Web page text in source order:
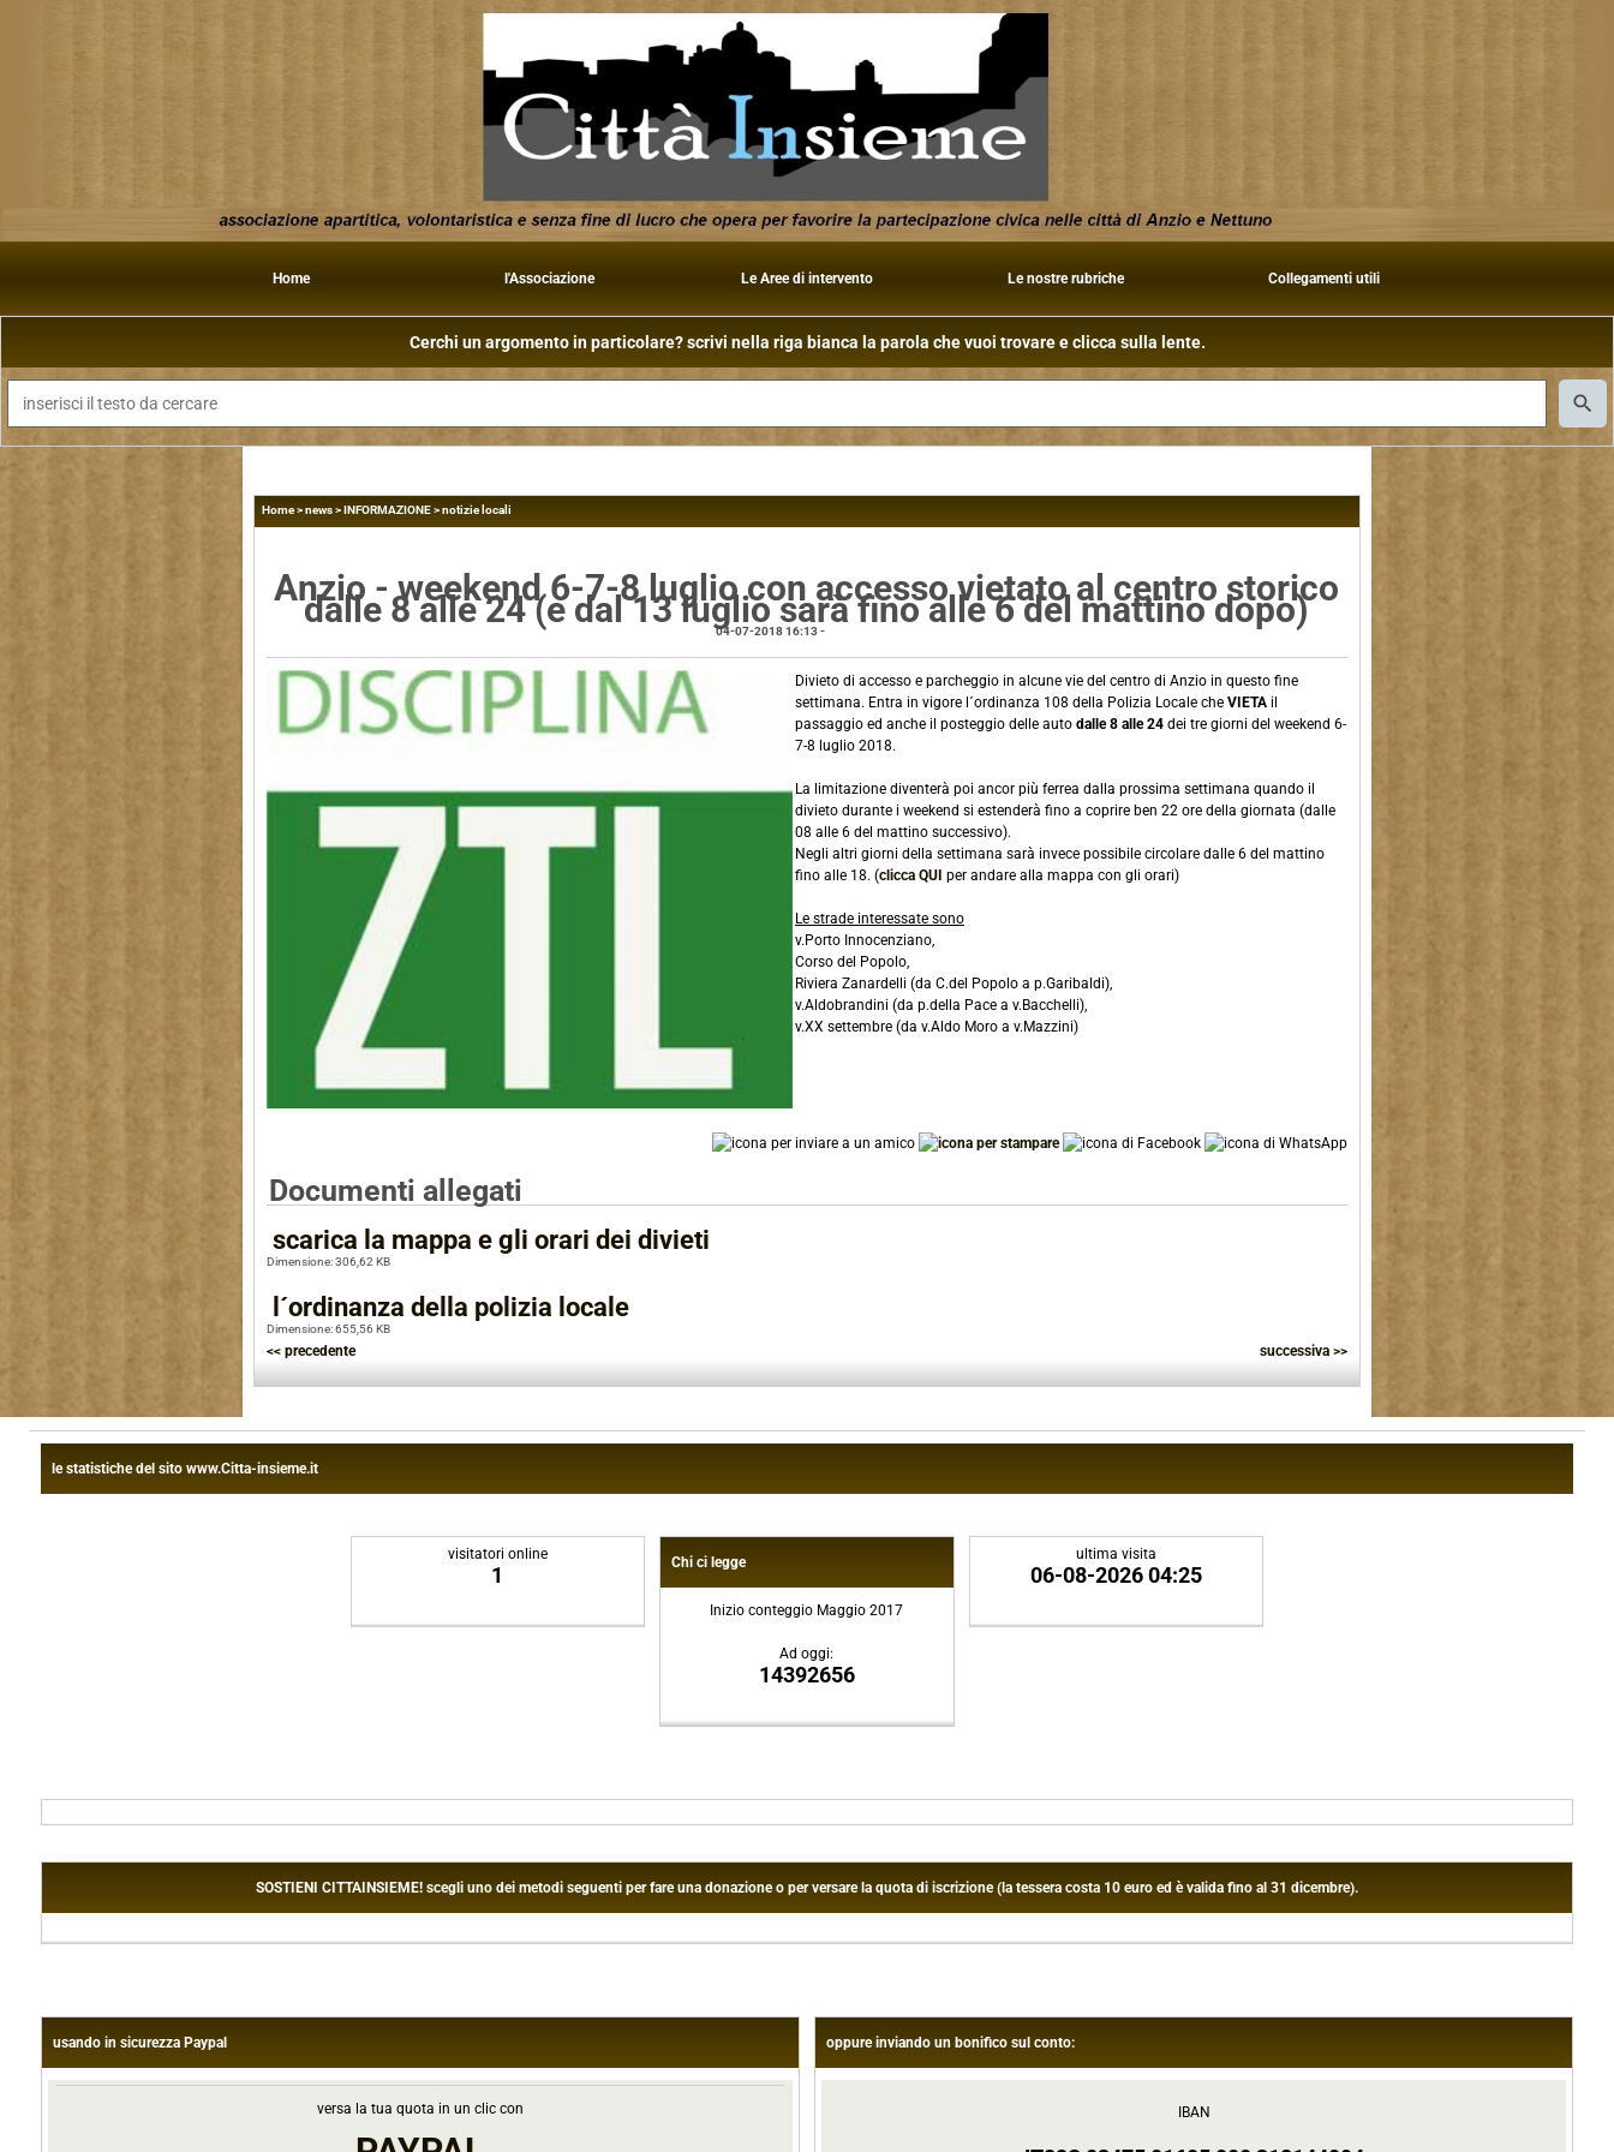
Home l'Associazione Le Aree di intervento Le nostre rubriche Collegamenti utili
Cerchi un argomento in particolare? scrivi nella riga bianca la parola che vuoi trovare e clicca sulla lente.
Home>news>INFORMAZIONE>notizie locali
Anzio - weekend 6-7-8 luglio con accesso vietato al centro storico
dalle 8 alle 24 (e dal 13 luglio sarà fino alle 6 del mattino dopo)
04-07-2018 16:13-
Divieto di accesso e parcheggio in alcune vie del centro di Anzio in questo fine
settimana. Entra in vigore l´ordinanza 108 della Polizia Locale che VIETA il
passaggio ed anche il posteggio delle auto dalle 8 alle 24dei tre giorni del weekend 6-
7-8 luglio 2018.
La limitazione diventerà poi ancor più ferrea dalla prossima settimana quando il
divieto durante i weekend si estenderà fino a coprire ben 22 ore della giornata (dalle
08 alle 6 del mattino successivo).
Negli altri giorni della settimana sarà invece possibile circolare dalle 6 del mattino
fino alle 18. (clicca QUI per andare alla mappa con gli orari)
Le strade interessate sono
v.Porto Innocenziano,
Corso del Popolo,
Riviera Zanardelli (da C.del Popolo a p.Garibaldi),
v.Aldobrandini (da p.della Pace a v.Bacchelli),
v.XX settembre (da v.Aldo Moro a v.Mazzini)
Documenti allegati
scarica la mappa e gli orari dei divieti
Dimensione: 306,62 KB
l´ordinanza della polizia locale
Dimensione: 655,56 KB
<< precedente successiva >>
le statistiche del sito www.Citta-insieme.it
visitatori online
1 Chi ci legge
Inizio conteggio Maggio 2017
Ad oggi:
14392656
ultima visita
06-08-2026 04:25
SOSTIENI CITTAINSIEME! scegli uno dei metodi seguenti per fare una donazione o per versare la quota di iscrizione (la tessera costa 10 euro ed è valida fino al 31 dicembre).
usando in sicurezza Paypal
versa la tua quota in un clic con
oppure inviando un bonifico sul conto:
IBAN